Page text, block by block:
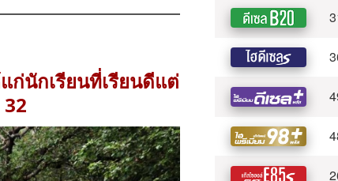
ก่นักเรียนที่เรียนดีแต่